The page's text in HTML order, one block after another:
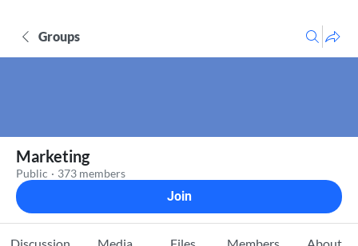
Groups
Marketing
Public · 373 members
Join